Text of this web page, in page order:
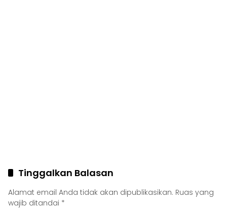
Tinggalkan Balasan
Alamat email Anda tidak akan dipublikasikan. Ruas yang
wajib ditandai *